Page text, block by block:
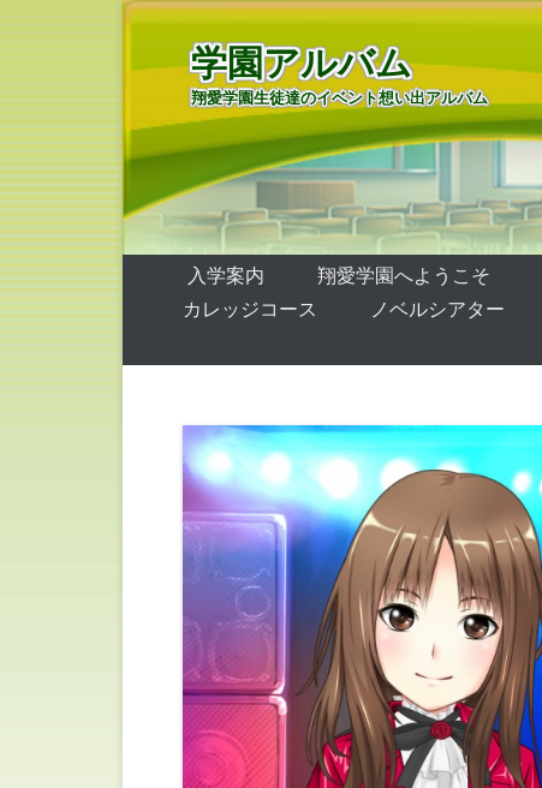
学園アルバム
翔愛学園生徒達のイベント想い出アルバム
第1メニュー
コンテンツへ移動
入学案内 翔愛学園へようこそ
カレッジコース
ノベルシアター